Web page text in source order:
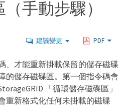
手動步驟）
建議變更 PDF
、才能重新掛載保留的儲存磁碟
的儲存磁碟區。第一個指令碼會
「循環儲存磁碟區」
重新格式化任何未掛載的磁碟